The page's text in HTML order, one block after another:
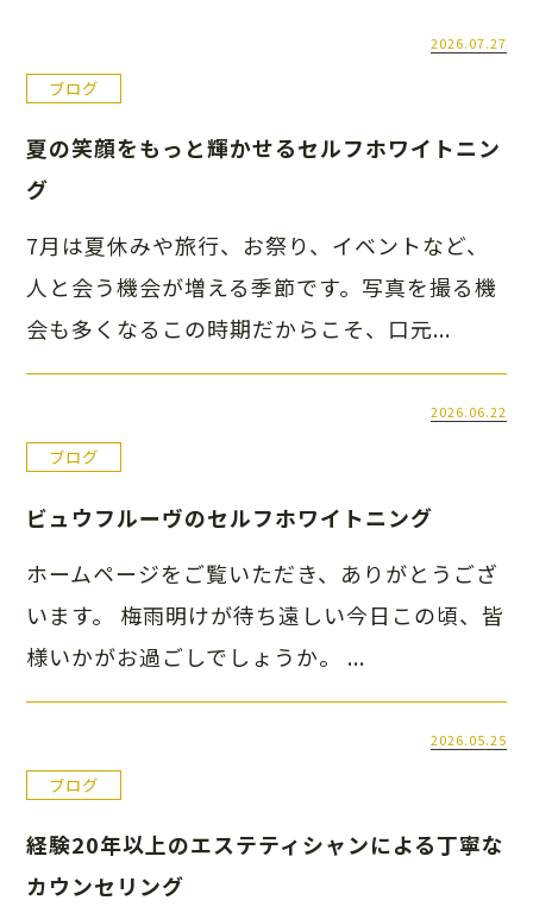
2026.07.27
ブログ
夏の笑顔をもっと輝かせるセルフホワイトニン
グ
7月は夏休みや旅行、お祭り、イベントなど、
人と会う機会が増える季節です。写真を撮る機
会も多くなるこの時期だからこそ、口元...
2026.06.22
ブログ
ビュウフルーヴのセルフホワイトニング
ホームページをご覧いただき、ありがとうござ
います。 梅雨明けが待ち遠しい今日この頃、皆
様いかがお過ごしでしょうか。 ...
2026.05.25
ブログ
経験20年以上のエステティシャンによる丁寧な
カウンセリング